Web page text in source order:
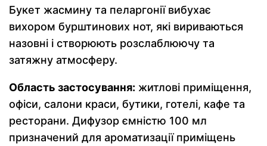
Букет жасмину та пеларгонії вибухає
вихором бурштинових нот, які вириваються
назовні і створюють розслаблюючу та
затяжну атмосферу.
Область застосування: житлові приміщення,
офіси, салони краси, бутики, готелі, кафе та
ресторани. Дифузор ємністю 100 мл
призначений для ароматизації приміщень